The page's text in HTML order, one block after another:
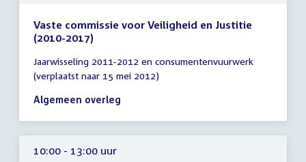
Vaste commissie voor Veiligheid en Justitie
(2010-2017)
vergadering
10:00
-
uur
Jaarwisseling 2011-2012 en consumentenvuurwerk
(verplaatst naar 15 mei 2012)
Algemeen overleg
10:00 - 13:00 uur